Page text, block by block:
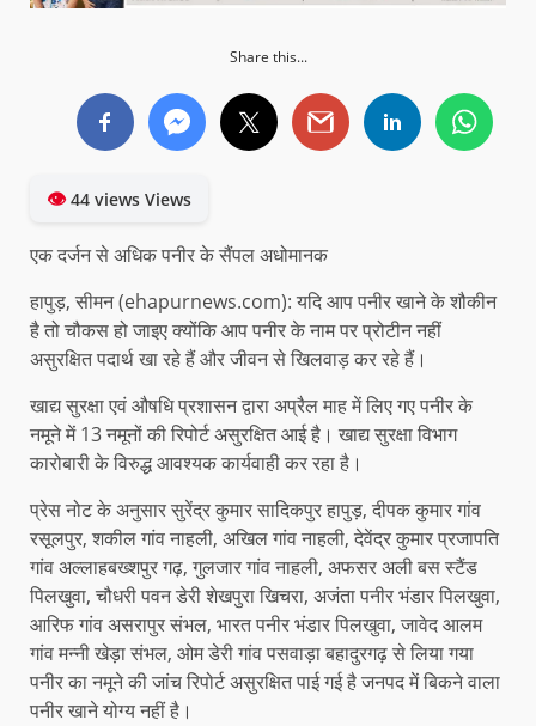
Share this...
👁44 views Views
एक दर्जन से अधिक पनीर के सैंपल अधोमानक
हापुड़, सीमन (ehapurnews.com): यदि आप पनीर खाने के शौकीन
है तो चौकस हो जाइए क्योंकि आप पनीर के नाम पर प्रोटीन नहीं
असुरक्षित पदार्थ खा रहे हैं और जीवन से खिलवाड़ कर रहे हैं।
खाद्य सुरक्षा एवं औषधि प्रशासन द्वारा अप्रैल माह में लिए गए पनीर के
नमूने में 13 नमूनों की रिपोर्ट असुरक्षित आई है। खाद्य सुरक्षा विभाग
कारोबारी के विरुद्ध आवश्यक कार्यवाही कर रहा है।
प्रेस नोट के अनुसार सुरेंद्र कुमार सादिकपुर हापुड़, दीपक कुमार गांव
रसूलपुर, शकील गांव नाहली, अखिल गांव नाहली, देवेंद्र कुमार प्रजापति
गांव अल्लाहबख्शपुर गढ़, गुलजार गांव नाहली, अफसर अली बस स्टैंड
पिलखुवा, चौधरी पवन डेरी शेखपुरा खिचरा, अजंता पनीर भंडार पिलखुवा,
आरिफ गांव असरापुर संभल, भारत पनीर भंडार पिलखुवा, जावेद आलम
गांव मन्नी खेड़ा संभल, ओम डेरी गांव पसवाड़ा बहादुरगढ़ से लिया गया
पनीर का नमूने की जांच रिपोर्ट असुरक्षित पाई गई है जनपद में बिकने वाला
पनीर खाने योग्य नहीं है।